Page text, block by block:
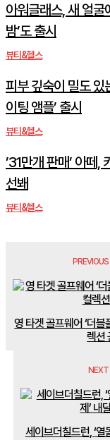
아워글래스, 새 얼굴
밤’도 출시
뷰티&헬스
피부 깊숙이 밀도 있
이팅 앰플’ 출시
뷰티&헬스
’31만개 판매’ 아떼,
선봬
뷰티&헬스
영 타겟 골프웨어 ‘더
렉션
세이브더칠드런, ‘열